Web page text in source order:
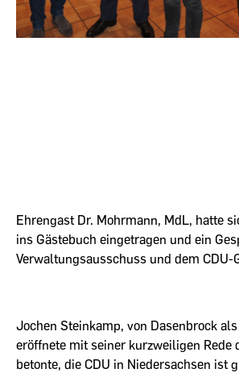
Ehrengast Dr. Mohrmann, MdL, hatte
ins Gästebuch eingetragen und ein
Verwaltungsausschuss und dem
Jochen Steinkamp, von Dasenbrock
eröffnete mit seiner kurzweiligen
betonte, die CDU in Niedersachsen